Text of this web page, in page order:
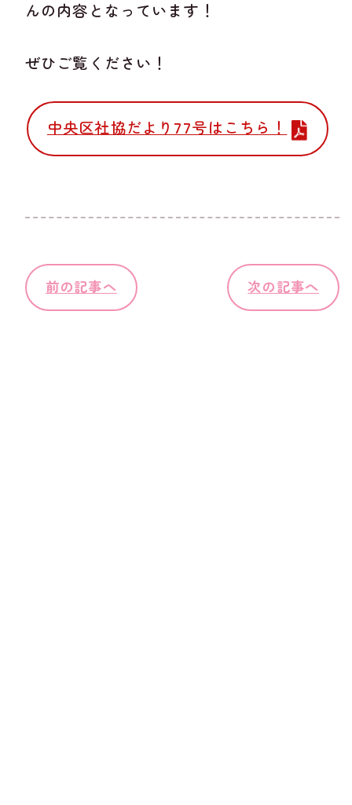
んの内容となっています！
ぜひご覧ください！
中央区社協だより77号はこちら！
前の記事へ 次の記事へ